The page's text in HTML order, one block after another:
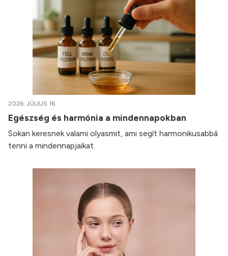
2026. JÚLIUS 16.
Egészség és harmónia a mindennapokban
Sokan keresnek valami olyasmit, ami segít harmonikusabbá
tenni a mindennapjaikat.